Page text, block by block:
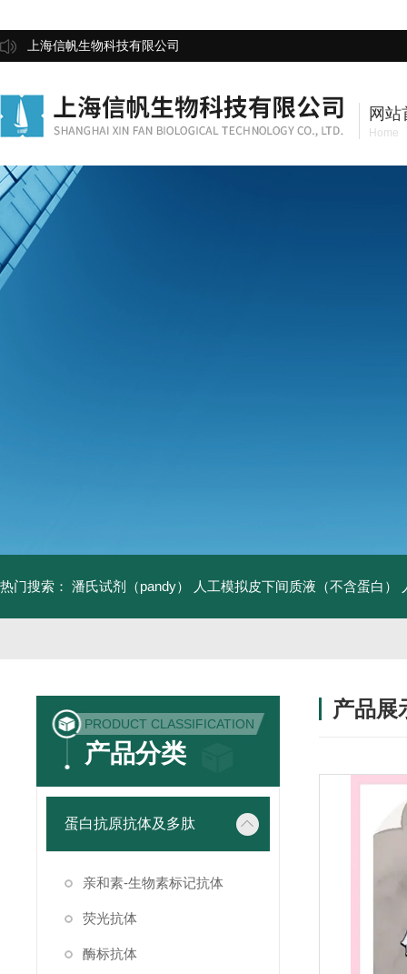
上海信帆生物科技有限公司
网站
Home
热门搜索： 潘氏试剂（pandy） 人工模拟皮下间质液（不含蛋白）
PRODUCT CLASSIFICATION
产品分类
蛋白抗原抗体及多肽
亲和素-生物素标记抗体
荧光抗体
酶标抗体
产品展